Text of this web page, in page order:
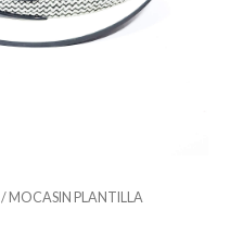
/ MOCASIN PLANTILLA